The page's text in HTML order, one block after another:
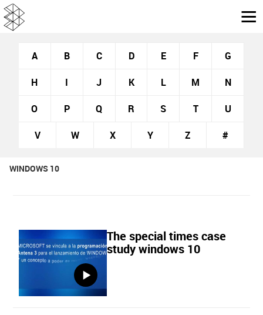
A B C D E F G
H I J K L M N
O P Q R S T U
V W X Y Z #
WINDOWS 10
The special times case
study windows 10